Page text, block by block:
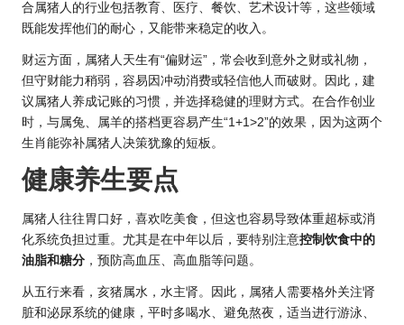
合属猪人的行业包括教育、医疗、餐饮、艺术设计等，这些领域
既能发挥他们的耐心，又能带来稳定的收入。
财运方面，属猪人天生有“偏财运”，常会收到意外之财或礼物，
但守财能力稍弱，容易因冲动消费或轻信他人而破财。因此，建
议属猪人养成记账的习惯，并选择稳健的理财方式。在合作创业
时，与属兔、属羊的搭档更容易产生“1+1>2”的效果，因为这两个
生肖能弥补属猪人决策犹豫的短板。
健康养生要点
属猪人往往胃口好，喜欢吃美食，但这也容易导致体重超标或消
化系统负担过重。尤其是在中年以后，要特别注意控制饮食中的
油脂和糖分 ，预防高血压、高血脂等问题。
从五行来看，亥猪属水，水主肾。因此，属猪人需要格外关注肾
脏和泌尿系统的健康，平时多喝水、避免熬夜，适当进行游泳、